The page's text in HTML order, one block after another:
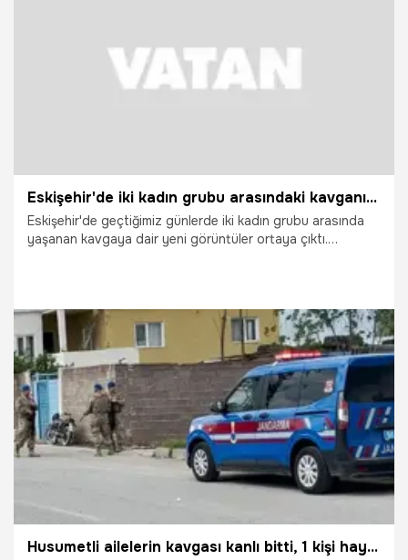
Eskişehir'de iki kadın grubu arasındaki kavganın yeni görüntüleri ortaya çıktı
Eskişehir'de geçtiğimiz günlerde iki kadın grubu arasında
yaşanan kavgaya dair yeni görüntüler ortaya çıktı.
23.07.2026 Vatan TV
Husumetli ailelerin kavgası kanlı bitti, 1 kişi hayatını kaybetti